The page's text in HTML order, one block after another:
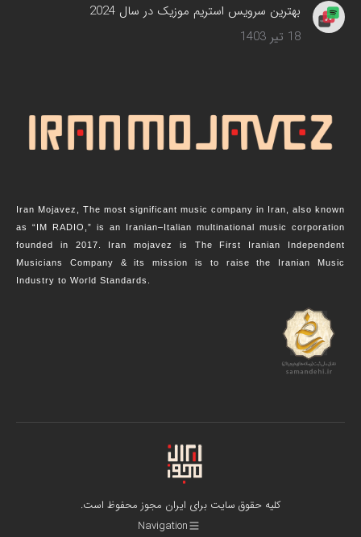
بهترین سرویس‌ استریم موزیک در سال 2024
18 تیر 1403
Iran Mojavez, The most significant music company in Iran, also known
as “IM RADIO,” is an Iranian–Italian multinational music corporation
founded in 2017. Iran mojavez is The First Iranian Independent
Musicians Company & its mission is to raise the Iranian Music
Industry to World Standards.
کلیه حقوق سایت برای ایران مجوز محفوظ است.
Navigation